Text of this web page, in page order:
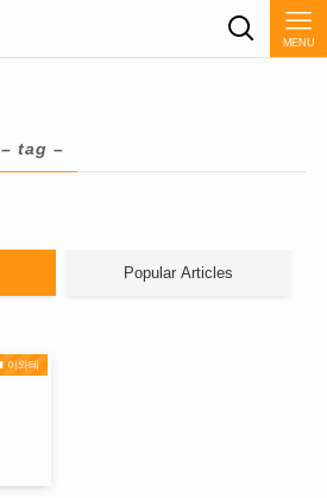
MENU
– tag –
Popular Articles
이와테